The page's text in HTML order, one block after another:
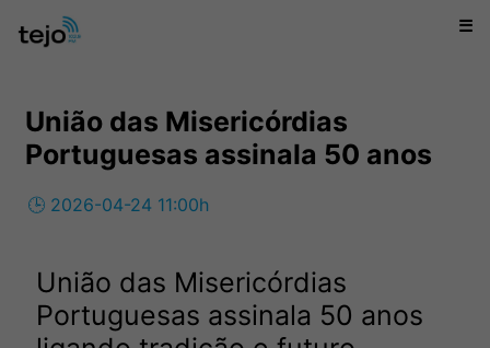
☰
União das Misericórdias
Portuguesas assinala 50 anos
🕒 2026-04-24 11:00h
União das Misericórdias
Portuguesas assinala 50 anos